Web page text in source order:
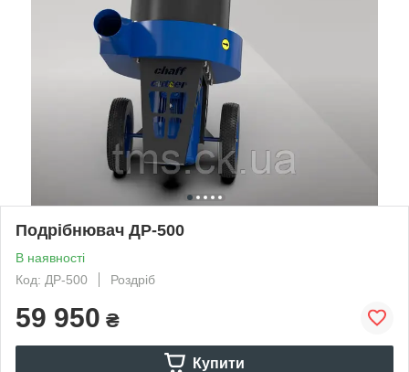
Подрібнювач ДР-500
В наявності
Код: ДР-500
Роздріб
59 950 ₴
Купити